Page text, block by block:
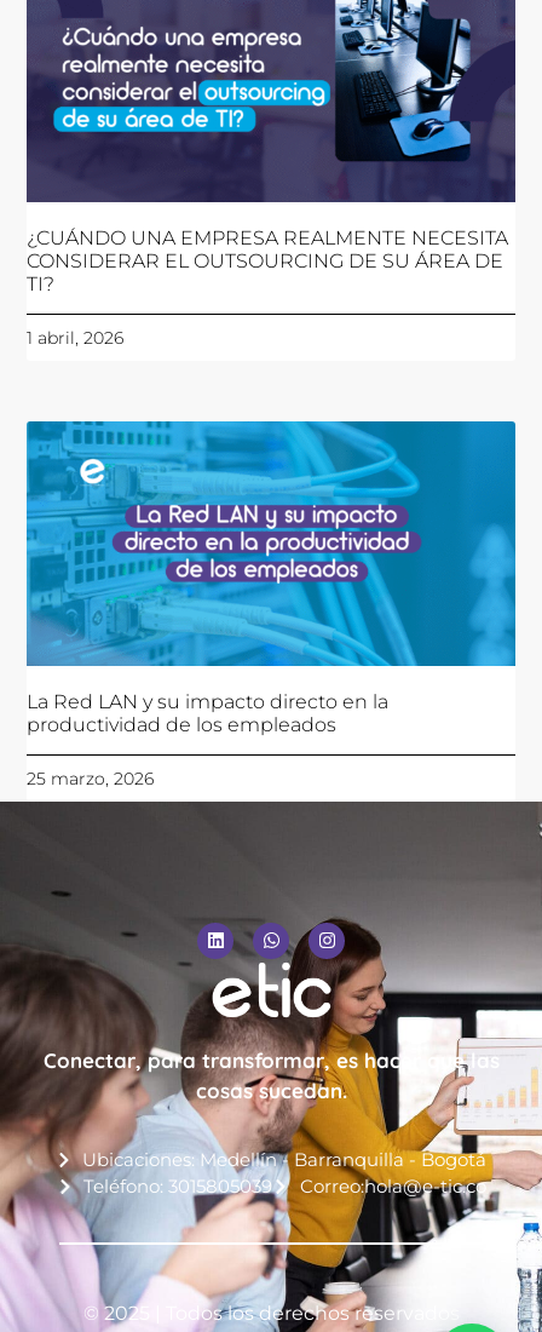
¿CUÁNDO UNA EMPRESA REALMENTE NECESITA
CONSIDERAR EL OUTSOURCING DE SU ÁREA DE
TI?
1 abril, 2026
La Red LAN y su impacto directo en la
productividad de los empleados
25 marzo, 2026
Conectar, para transformar, es hacer que las
cosas sucedan.
Ubicaciones: Medellín - Barranquilla - Bogotá
Teléfono: 3015805039
Correo:hola@e-tic.co
© 2025 | Todos los derechos reservados